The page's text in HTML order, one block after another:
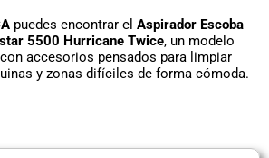
puedes encontrar el Aspirador Escoba
5500 Hurricane Twice, un modelo
accesorios pensados para limpiar
y zonas difíciles de forma cómoda.